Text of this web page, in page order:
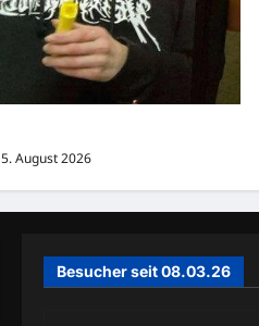
5. August 2026
Besucher seit 08.03.26